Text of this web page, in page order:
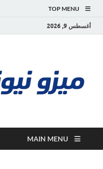
TOP MENU
أغسطس 9, 2026
MAIN MENU